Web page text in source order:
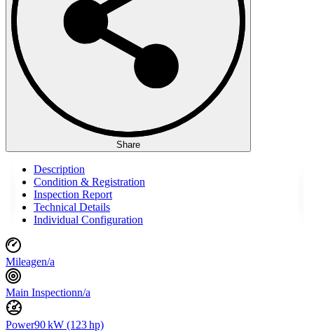
Share
Description
Condition & Registration
Inspection Report
Technical Details
Individual Configuration
Mileagen/a
Main Inspectionn/a
Power90 kW (123 hp)